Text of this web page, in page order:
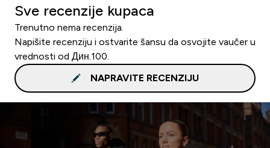
Sve recenzije kupaca
Trenutno nema recenzija.
Napišite recenziju i ostvarite šansu da osvojite vaučer u
vrednosti od Дин.100.
NAPRAVITE RECENZIJU